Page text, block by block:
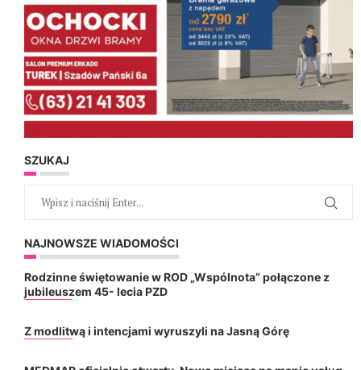
SZUKAJ
NAJNOWSZE WIADOMOŚCI
Rodzinne świętowanie w ROD „Wspólnota” połączone z
jubileuszem 45- lecia PZD
Z modlitwą i intencjami wyruszyli na Jasną Górę